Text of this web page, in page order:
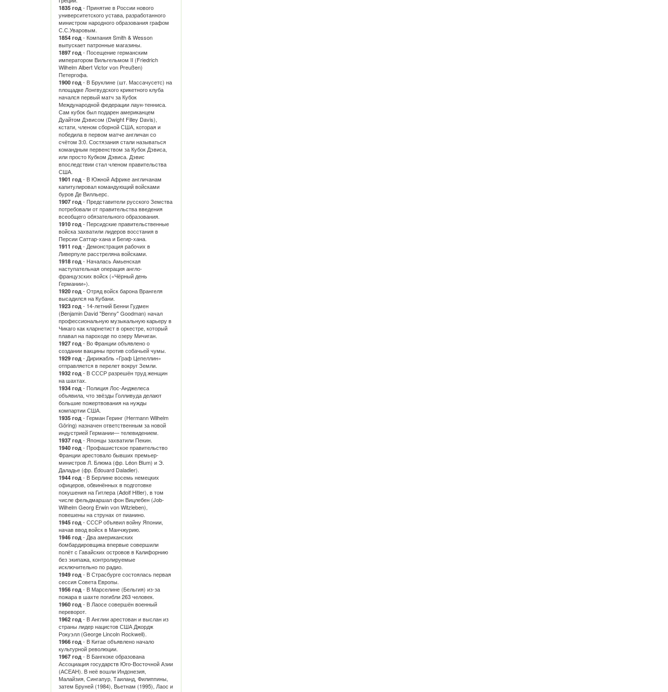
1835 год - Принятие в России нового
университетского устава, разработанного
министром народного образования графом
С.С.Уваровым.
1854 год - Компания Smith & Wesson
выпускает патронные магазины.
1897 год - Посещение германским
императором Вильгельмом II (Friedrich
Wilhelm Albert Victor von Preußen)
Петергофа.
1900 год - В Бруклине (шт. Массачусетс) на
площадке Лонгвудского крикетного клуба
начался первый матч за Кубок
Международной федерации лаун-тенниса.
Сам кубок был подарен американцем
Дуайтом Дэвисом (Dwight Filley Davis),
кстати, членом сборной США, которая и
победила в первом матче англичан со
счётом 3:0. Состязания стали называться
командным первенством за Кубок Дэвиса,
или просто Кубком Дэвиса. Дэвис
впоследствии стал членом правительства
США.
1901 год - В Южной Африке англичанам
капитулировал командующий войсками
буров Де Вилльерс.
1907 год - Представители русского Земства
потребовали от правительства введения
всеобщего обязательного образования.
1910 год - Персидские правительственные
войска захватили лидеров восстания в
Персии Саттар-хана и Бегир-хана.
1911 год - Демонстрация рабочих в
Ливерпуле расстреляна войсками.
1918 год - Началась Амьенская
наступательная операция англо-
французских войск («Чёрный день
Германии»).
1920 год - Отряд войск барона Врангеля
высадился на Кубани.
1923 год - 14-летний Бенни Гудмен
(Benjamin David "Benny" Goodman) начал
профессиональную музыкальную карьеру в
Чикаго как кларнетист в оркестре, который
плавал на пароходе по озеру Мичиган.
1927 год - Во Франции объявлено о
создании вакцины против собачьей чумы.
1929 год - Дирижабль «Граф Цепеллин»
отправляется в перелет вокруг Земли.
1932 год - В СССР разрешён труд женщин
на шахтах.
1934 год - Полиция Лос-Анджелеса
объявила, что звёзды Голливуда делают
большие пожертвования на нужды
компартии США.
1935 год - Герман Геринг (Hermann Wilhelm
Göring) назначен ответственным за новой
индустрией Германии— телевидением.
1937 год - Японцы захватили Пекин.
1940 год - Профашистское правительство
Франции арестовало бывших премьер-
министров Л. Блюма (фр. Léon Blum) и Э.
Даладье (фр. Édouard Daladier).
1944 год - В Берлине восемь немецких
офицеров, обвинённых в подготовке
покушения на Гитлера (Adolf Hitler), в том
числе фельдмаршал фон Вицлебен (Job-
Wilhelm Georg Erwin von Witzleben),
повешены на струнах от пианино.
1945 год - СССР объявил войну Японии,
начав ввод войск в Манчжурию.
1946 год - Два американских
бомбардировщика впервые совершили
полёт с Гавайских островов в Калифорнию
без экипажа, контролируемые
исключительно по радио.
1949 год - В Страсбурге состоялась первая
сессия Совета Европы.
1956 год - В Марселине (Бельгия) из-за
пожара в шахте погибли 263 человек.
1960 год - В Лаосе совершён военный
переворот.
1962 год - В Англии арестован и выслан из
страны лидер нацистов США Джордж
Рокуэлл (George Lincoln Rockwell).
1966 год - В Китае объявлено начало
культурной революции.
1967 год - В Бангкоке образована
Ассоциация государств Юго-Восточной Азии
(АСЕАН). В неё вошли Индонезия,
Малайзия, Сингапур, Таиланд, Филиппины,
затем Бруней (1984), Вьетнам (1995), Лаос и